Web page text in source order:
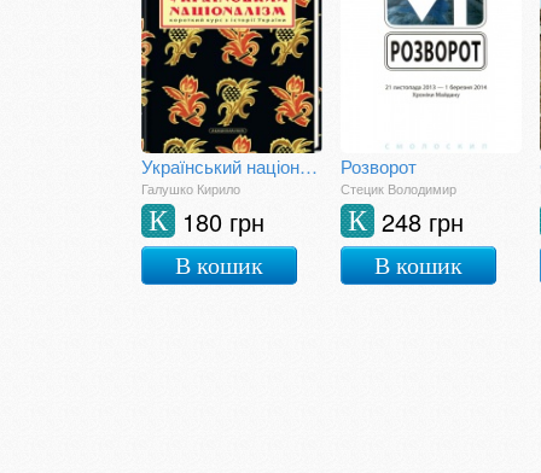
Український націоналізм
Галушко Кирило
180 грн
К
В кошик
Розворот
Стецик Володимир
248 грн
К
В кошик